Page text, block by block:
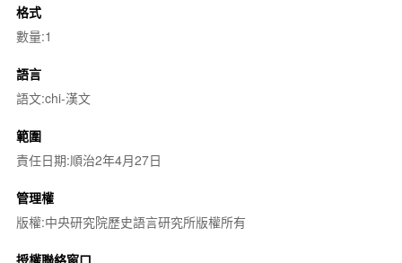
格式
數量:1
語言
語文:chi-漢文
範圍
責任日期:順治2年4月27日
管理權
版權:中央研究院歷史語言研究所版權所有
授權聯絡窗口